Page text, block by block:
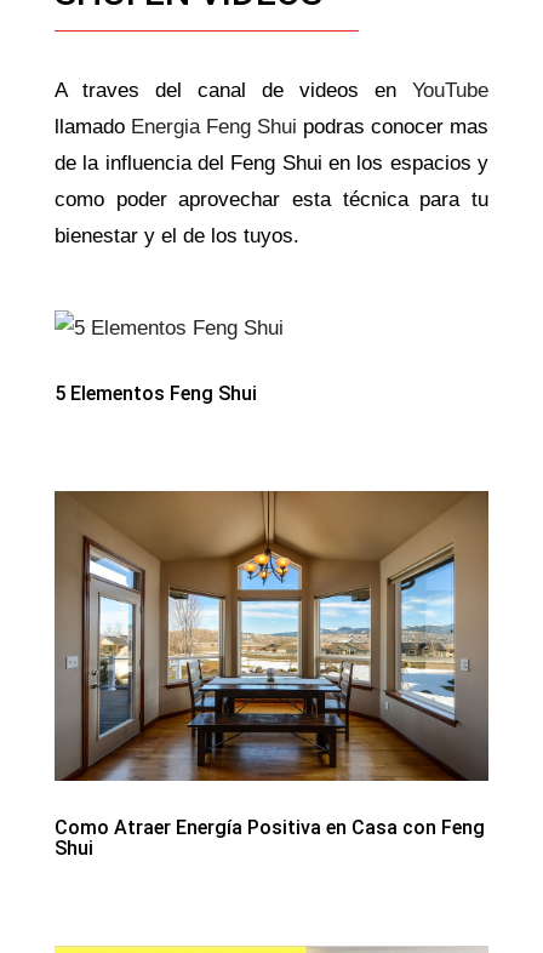
A traves del canal de videos enYouTube
llamado Energia Feng Shui podras conocer mas
de la influencia del Feng Shui en los espacios y
como poder aprovechar esta técnica para tu
bienestar y el de los tuyos.
5 Elementos Feng Shui
Como Atraer Energía Positiva en Casa con Feng
Shui